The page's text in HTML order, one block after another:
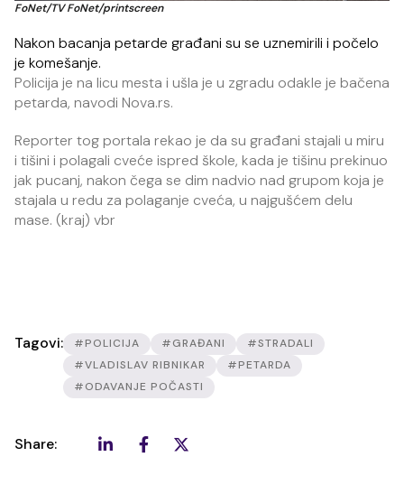
FoNet/TV FoNet/printscreen
Nakon bacanja petarde građani su se uznemirili i počelo
je komešanje.
Policija je na licu mesta i ušla je u zgradu odakle je bačena
petarda, navodi Nova.rs.
Reporter tog portala rekao je da su građani stajali u miru
i tišini i polagali cveće ispred škole, kada je tišinu prekinuo
jak pucanj, nakon čega se dim nadvio nad grupom koja je
stajala u redu za polaganje cveća, u najgušćem delu
mase. (kraj) vbr
Tagovi: #POLICIJA #GRAĐANI
#STRADALI
#VLADISLAV RIBNIKAR
#PETARDA
#ODAVANJE POČASTI
Share: